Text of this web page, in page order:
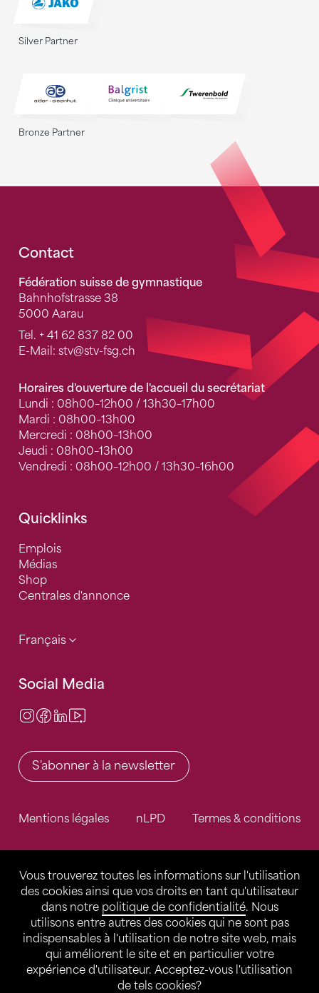
Vous trouverez toutes les informations sur l'utilisation
des cookies ainsi que vos droits en tant qu'utilisateur
dans notre politique de confidentialité. Nous
utilisons entre autres des cookies qui ne sont pas
indispensables à l'utilisation de notre site web, mais
qui améliorent le site et en particulier votre
expérience d'utilisateur. Acceptez-vous l'utilisation
de tels cookies?
Silver Partner
Bronze Partner
Fusszeile
Contact
Fédération suisse de gymnastique
Bahnhofstrasse 38
5000 Aarau
Tel. + 41 62 837 82 00
E-Mail: stv@stv-fsg.ch
Horaires d'ouverture de l'accueil du secrétariat
Lundi : 08h00–12h00 / 13h30–17h00
Mardi : 08h00–13h00
Mercredi : 08h00–13h00
Jeudi : 08h00–13h00
Vendredi : 08h00–12h00 / 13h30–16h00
Quicklinks
Emplois
Médias
Shop
Centrales d'annonce
Français
Social Media
Instagram
Facebook
LinkedIn
S'abonner à la newsletter
Mentions légales nLPD Termes & conditions